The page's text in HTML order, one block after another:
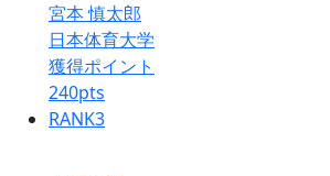
宮本 慎太郎
日本体育大学
獲得ポイント
240pts
RANK3